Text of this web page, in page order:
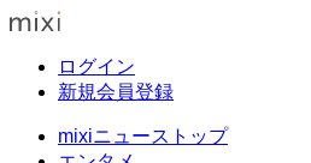
ログイン
新規会員登録
mixiニューストップ